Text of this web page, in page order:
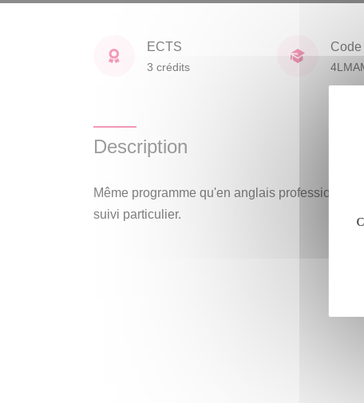
ECTS
3 crédits
Code
Description
Même programme qu'en anglais professionnel
suivi particulier.